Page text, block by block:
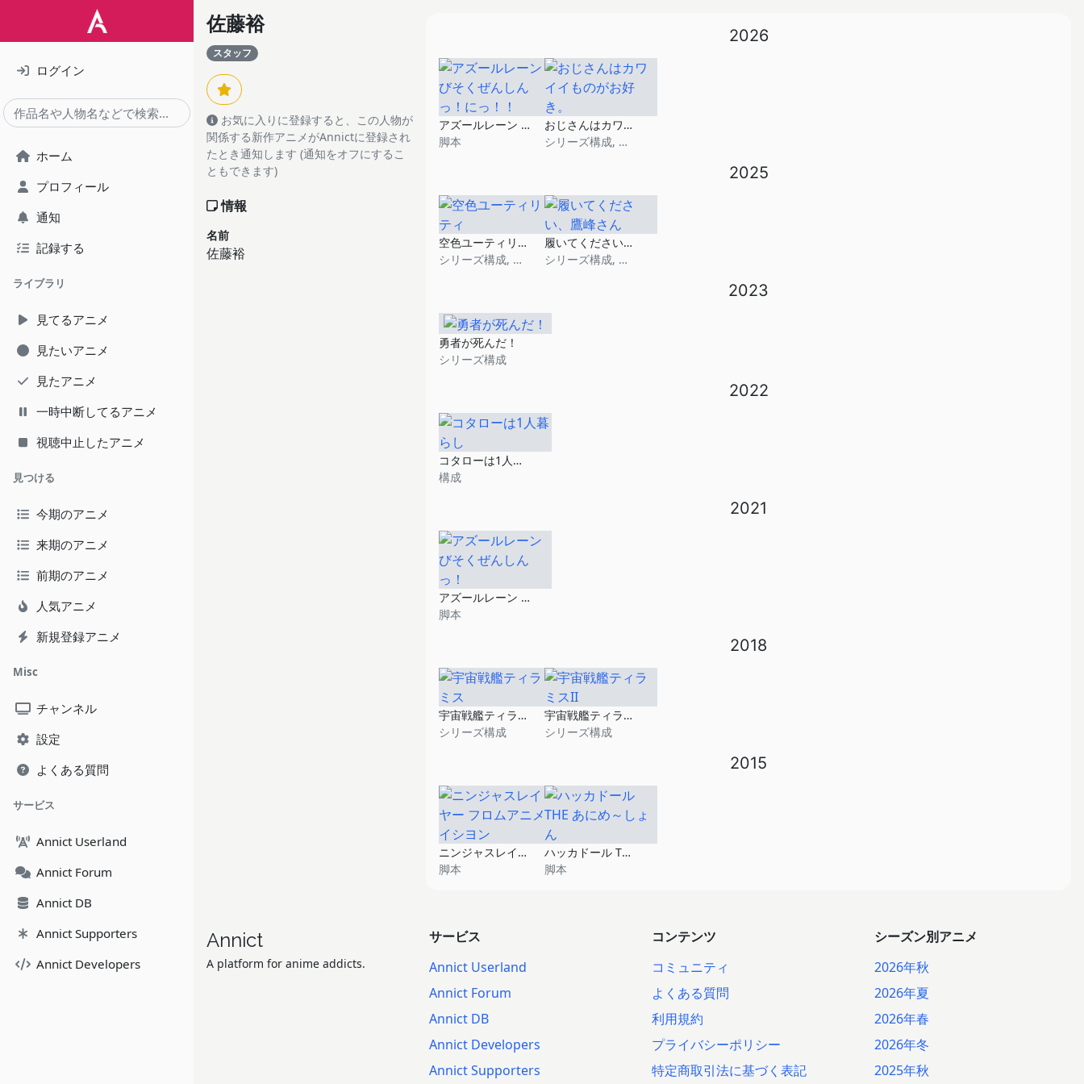
ログイン
ホーム
プロフィール
通知
記録する
ライブラリ
見てるアニメ
見たいアニメ
見たアニメ
一時中断してるアニメ
視聴中止したアニメ
見つける
今期のアニメ
来期のアニメ
前期のアニメ
人気アニメ
新規登録アニメ
Misc
チャンネル
設定
よくある質問
サービス
Annict Userland
Annict Forum
Annict DB
Annict Supporters
Annict Developers
佐藤裕
スタッフ
お気に入りに登録すると、この人物が
関係する新作アニメがAnnictに登録され
たとき通知します (通知をオフにするこ
ともできます)
情報
名前
佐藤裕
2026
アズールレーン びそくぜんしんっ！にっ！！
脚本
おじさんはカワイイものがお好き。
シリーズ構成, 脚本
2025
空色ユーティリティ
シリーズ構成, 脚本
履いてください、鷹峰さん
シリーズ構成, 脚本
2023
勇者が死んだ！
シリーズ構成
2022
コタローは1人暮らし
構成
2021
アズールレーン びそくぜんしんっ！
脚本
2018
宇宙戦艦ティラミス
シリーズ構成
宇宙戦艦ティラミスII
シリーズ構成
2015
ニンジャスレイヤー フロムアニメイシヨン
脚本
ハッカドール THE あにめ～しょん
脚本
Annict
A platform for anime addicts.
サービス
Annict Userland
Annict Forum
Annict DB
Annict Developers
Annict Supporters
コンテンツ
コミュニティ
よくある質問
利用規約
プライバシーポリシー
特定商取引法に基づく表記
シーズン別アニメ
2026年秋
2026年夏
2026年春
2026年冬
2025年秋